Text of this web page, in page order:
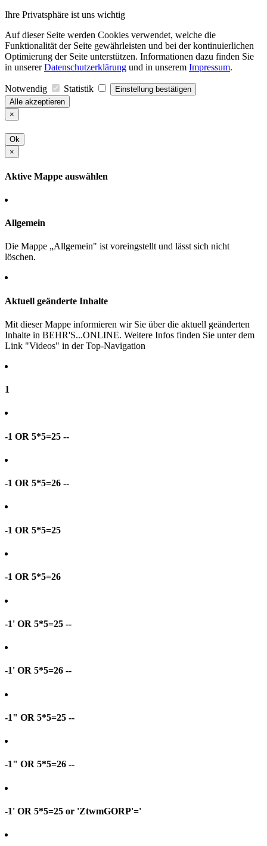
Ihre Privatsphäre ist uns wichtig
Auf dieser Seite werden Cookies verwendet, welche die
Funktionalität der Seite gewährleisten und bei der kontinuierlichen
Optimierung der Seite unterstützen. Informationen dazu finden Sie
in unsererDatenschutzerklärung und in unserem Impressum.
Notwendig Statistik
Einstellung bestätigen
Alle akzeptieren
×
Ok
×
Aktive Mappe auswählen
Allgemein
Die Mappe „Allgemein" ist voreingstellt und lässt sich nicht
löschen.
Aktuell geänderte Inhalte
Mit dieser Mappe informieren wir Sie über die aktuell geänderten
Inhalte in BEHR'S...ONLINE. Weitere Infos finden Sie unter dem
Link "Videos" in der Top-Navigation
1
-1 OR 5*5=25 --
-1 OR 5*5=26 --
-1 OR 5*5=25
-1 OR 5*5=26
-1' OR 5*5=25 --
-1' OR 5*5=26 --
-1" OR 5*5=25 --
-1" OR 5*5=26 --
-1' OR 5*5=25 or 'ZtwmGORP'='